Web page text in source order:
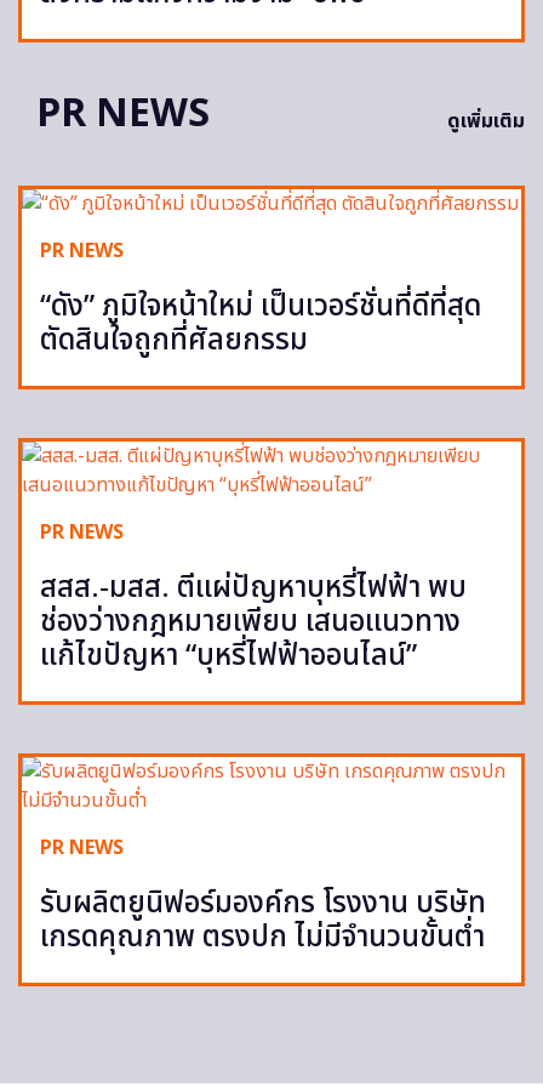
PR NEWS ดูเพิ่มเติม
PR NEWS
“ดัง” ภูมิใจหน้าใหม่ เป็นเวอร์ชั่นที่ดีที่สุด
ตัดสินใจถูกที่ศัลยกรรม
PR NEWS
สสส.-มสส. ตีแผ่ปัญหาบุหรี่ไฟฟ้า พบ
ช่องว่างกฎหมายเพียบ เสนอแนวทาง
แก้ไขปัญหา “บุหรี่ไฟฟ้าออนไลน์”
PR NEWS
รับผลิตยูนิฟอร์มองค์กร โรงงาน บริษัท
เกรดคุณภาพ ตรงปก ไม่มีจำนวนขั้นต่ำ